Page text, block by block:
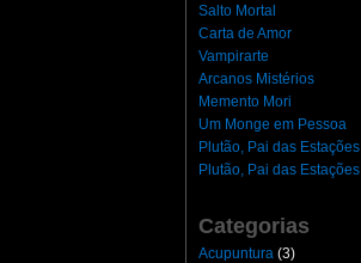
Salto Mortal
Carta de Amor
Vampirarte
Arcanos Mistérios
Memento Mori
Um Monge em Pessoa
Plutão, Pai das
Plutão, Pai das
Categorias
Acupuntura (3)